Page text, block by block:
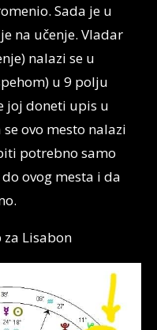
Sada je u
na učenje. Vladar
nalazi se u
u 9 polju
joj doneti upis u
ovo mesto nalazi
potrebno samo
ovog mesta i da
za Lisabon